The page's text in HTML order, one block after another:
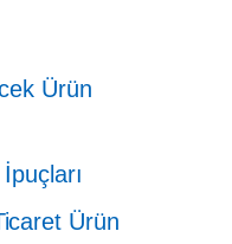
Ürün
Ürün